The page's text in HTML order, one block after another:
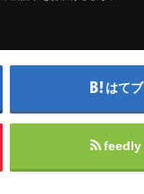
はてブ
feedly